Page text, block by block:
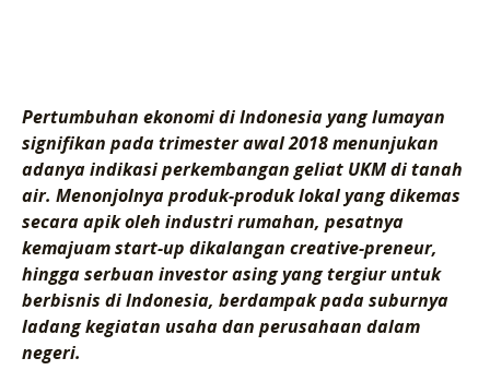
Pertumbuhan ekonomi di Indonesia yang lumayan
signifikan pada trimester awal 2018 menunjukan
adanya indikasi perkembangan geliat UKM di tanah
air. Menonjolnya produk-produk lokal yang dikemas
secara apik oleh industri rumahan, pesatnya
kemajuam start-up dikalangan creative-preneur,
hingga serbuan investor asing yang tergiur untuk
berbisnis di Indonesia, berdampak pada suburnya
ladang kegiatan usaha dan perusahaan dalam
negeri.